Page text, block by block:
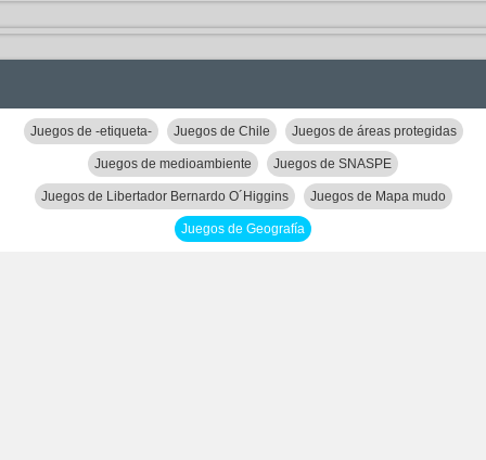
Juegos de -etiqueta- Juegos de Chile Juegos de áreas protegidas
Juegos de medioambiente Juegos de SNASPE
Juegos de Libertador Bernardo O´Higgins Juegos de Mapa mudo
Juegos de Geografía